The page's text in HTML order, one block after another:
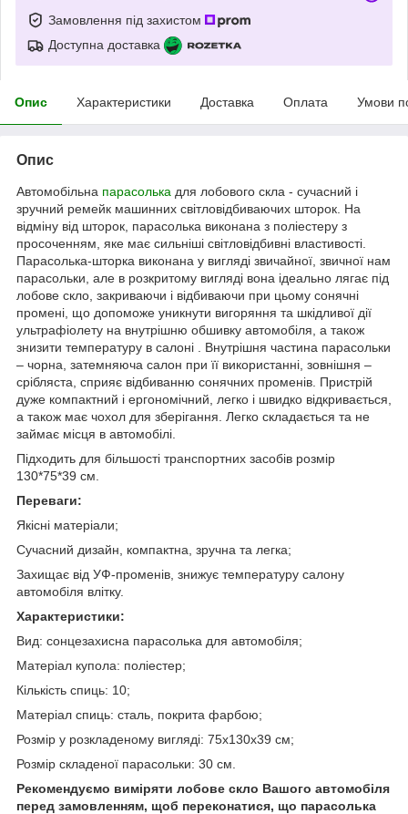
Замовлення під захистом
Доступна доставка
Опис Характеристики Доставка Оплата Умови
Опис
Автомобільна парасолька для лобового скла - сучасний і
зручний ремейк машинних світловідбиваючих шторок. На
відміну від шторок, парасолька виконана з поліестеру з
просоченням, яке має сильніші світловідбивні властивості.
Парасолька-шторка виконана у вигляді звичайної, звичної нам
парасольки, але в розкритому вигляді вона ідеально лягає під
лобове скло, закриваючи і відбиваючи при цьому сонячні
промені, що допоможе уникнути вигоряння та шкідливої дії
ультрафіолету на внутрішню обшивку автомобіля, а також
знизити температуру в салоні . Внутрішня частина парасольки
– чорна, затемняюча салон при її використанні, зовнішня –
срібляста, сприяє відбиванню сонячних променів. Пристрій
дуже компактний і ергономічний, легко і швидко відкривається,
а також має чохол для зберігання. Легко складається та не
займає місця в автомобілі.
Підходить для більшості транспортних засобів розмір
130*75*39 см.
Переваги:
Якісні матеріали;
Сучасний дизайн, компактна, зручна та легка;
Захищає від УФ-променів, знижує температуру салону
автомобіля влітку.
Характеристики:
Вид: сонцезахисна парасолька для автомобіля;
Матеріал купола: поліестер;
Кількість спиць: 10;
Матеріал спиць: сталь, покрита фарбою;
Розмір у розкладеному вигляді: 75х130х39 см;
Розмір складеної парасольки: 30 см.
Рекомендуємо виміряти лобове скло Вашого автомобіля
перед замовленням, щоб переконатися, що парасолька